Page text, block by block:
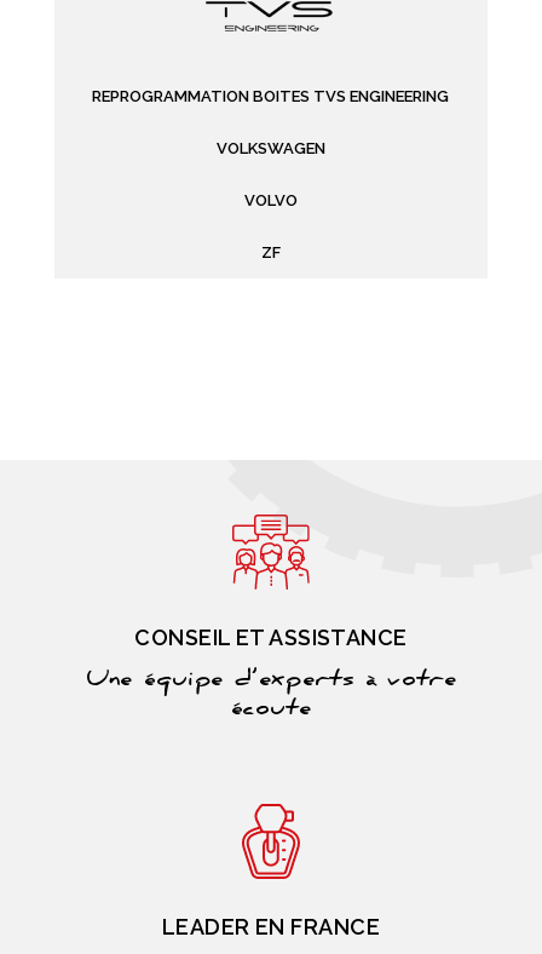
REPROGRAMMATION BOITES TVS ENGINEERING
VOLKSWAGEN
VOLVO
ZF
CONSEIL ET ASSISTANCE
Une équipe d’experts à votre
écoute
LEADER EN FRANCE